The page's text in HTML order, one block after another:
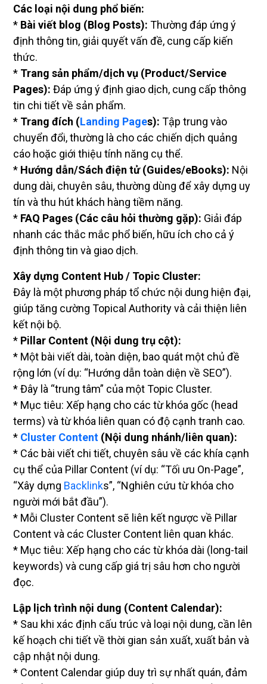
Các loại nội dung phổ biến:
* Bài viết blog (Blog Posts): Thường đáp ứng ý
định thông tin, giải quyết vấn đề, cung cấp kiến
thức.
* Trang sản phẩm/dịch vụ (Product/Service
Pages): Đáp ứng ý định giao dịch, cung cấp thông
tin chi tiết về sản phẩm.
* Trang đích (Landing Pages): Tập trung vào
chuyển đổi, thường là cho các chiến dịch quảng
cáo hoặc giới thiệu tính năng cụ thể.
* Hướng dẫn/Sách điện tử (Guides/eBooks): Nội
dung dài, chuyên sâu, thường dùng để xây dựng uy
tín và thu hút khách hàng tiềm năng.
* FAQ Pages (Các câu hỏi thường gặp): Giải đáp
nhanh các thắc mắc phổ biến, hữu ích cho cả ý
định thông tin và giao dịch.
Xây dựng Content Hub / Topic Cluster:
Đây là một phương pháp tổ chức nội dung hiện đại,
giúp tăng cường Topical Authority và cải thiện liên
kết nội bộ.
* Pillar Content (Nội dung trụ cột):
* Một bài viết dài, toàn diện, bao quát một chủ đề
rộng lớn (ví dụ: “Hướng dẫn toàn diện về SEO”).
* Đây là “trung tâm” của một Topic Cluster.
* Mục tiêu: Xếp hạng cho các từ khóa gốc (head
terms) và từ khóa liên quan có độ cạnh tranh cao.
* Cluster Content (Nội dung nhánh/liên quan):
* Các bài viết chi tiết, chuyên sâu về các khía cạnh
cụ thể của Pillar Content (ví dụ: “Tối ưu On-Page”,
“Xây dựng Backlinks”, “Nghiên cứu từ khóa cho
người mới bắt đầu”).
* Mỗi Cluster Content sẽ liên kết ngược về Pillar
Content và các Cluster Content liên quan khác.
* Mục tiêu: Xếp hạng cho các từ khóa dài (long-tail
keywords) và cung cấp giá trị sâu hơn cho người
đọc.
Lập lịch trình nội dung (Content Calendar):
* Sau khi xác định cấu trúc và loại nội dung, cần lên
kế hoạch chi tiết về thời gian sản xuất, xuất bản và
cập nhật nội dung.
* Content Calendar giúp duy trì sự nhất quán, đảm